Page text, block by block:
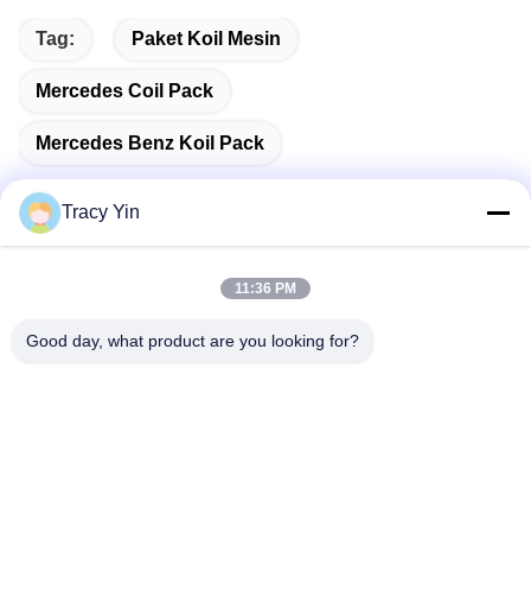
Tag: Paket Koil Mesin
Mercedes Coil Pack
Mercedes Benz Koil Pack
Alamat
Tracy Yin
11:36 PM
Good day, what product are you looking for?